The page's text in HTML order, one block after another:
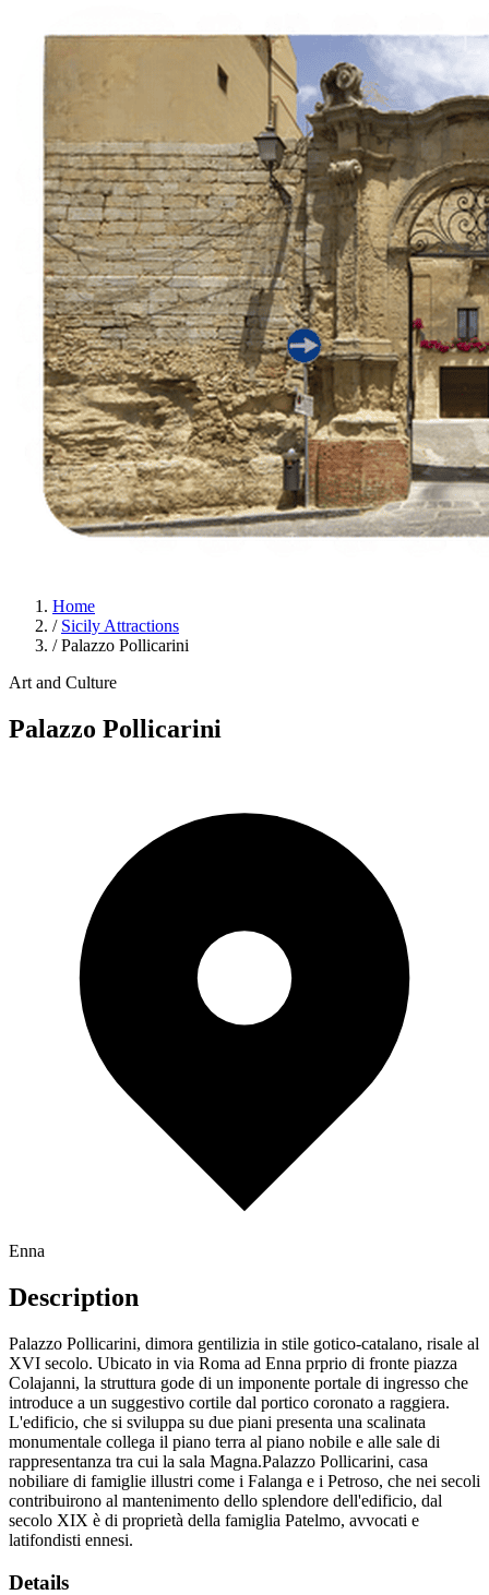
Italiano English Français Deutsch Español
Menu
Home
/ Sicily Attractions
/ Palazzo Pollicarini
Art and Culture
Palazzo Pollicarini
Enna
Description
Palazzo Pollicarini, dimora gentilizia in stile gotico-catalano, risale al
XVI secolo. Ubicato in via Roma ad Enna prprio di fronte piazza
Colajanni, la struttura gode di un imponente portale di ingresso che
introduce a un suggestivo cortile dal portico coronato a raggiera.
L'edificio, che si sviluppa su due piani presenta una scalinata
monumentale collega il piano terra al piano nobile e alle sale di
rappresentanza tra cui la sala Magna.Palazzo Pollicarini, casa
nobiliare di famiglie illustri come i Falanga e i Petroso, che nei secoli
contribuirono al mantenimento dello splendore dell'edificio, dal
secolo XIX è di proprietà della famiglia Patelmo, avvocati e
latifondisti ennesi.
Details